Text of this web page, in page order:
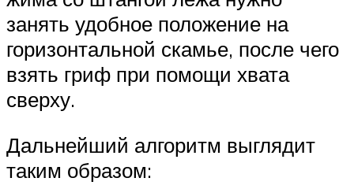
занять удобное положение на
горизонтальной скамье, после чего
взять гриф при помощи хвата
сверху.
Дальнейший алгоритм выглядит
таким образом: